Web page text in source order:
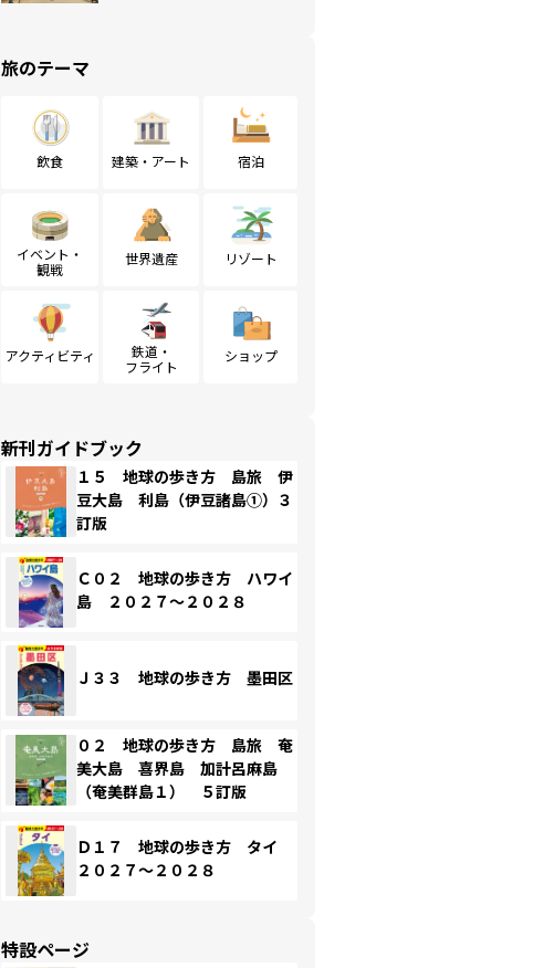
旅のテーマ
飲食 建築・アート 宿泊
イベント・
観戦
世界遺産 リゾート
アクティビティ
鉄道・
フライト
ショップ
新刊ガイドブック
１５ 地球の歩き方 島旅 伊
豆大島 利島（伊豆諸島①）３
訂版
Ｃ０２ 地球の歩き方 ハワイ
島 ２０２７～２０２８
Ｊ３３ 地球の歩き方 墨田区
０２ 地球の歩き方 島旅 奄
美大島 喜界島 加計呂麻島
（奄美群島１） ５訂版
Ｄ１７ 地球の歩き方 タイ
２０２７～２０２８
特設ページ